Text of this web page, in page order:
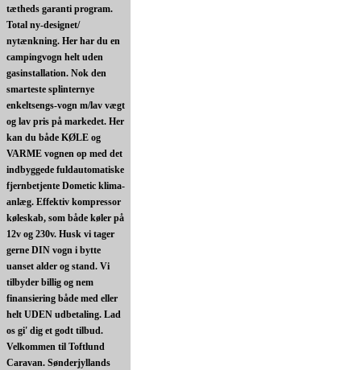
tætheds garanti program.
Total ny-designet/
nytænkning. Her har du en
campingvogn helt uden
gasinstallation. Nok den
smarteste splinternye
enkeltsengs-vogn m/lav vægt
og lav pris på markedet. Her
kan du både KØLE og
VARME vognen op med det
indbyggede fuldautomatiske
fjernbetjente Dometic klima-
anlæg. Effektiv kompressor
køleskab, som både køler på
12v og 230v. Husk vi tager
gerne DIN vogn i bytte
uanset alder og stand. Vi
tilbyder billig og nem
finansiering både med eller
helt UDEN udbetaling. Lad
os gi' dig et godt tilbud.
Velkommen til Toftlund
Caravan. Sønderjyllands